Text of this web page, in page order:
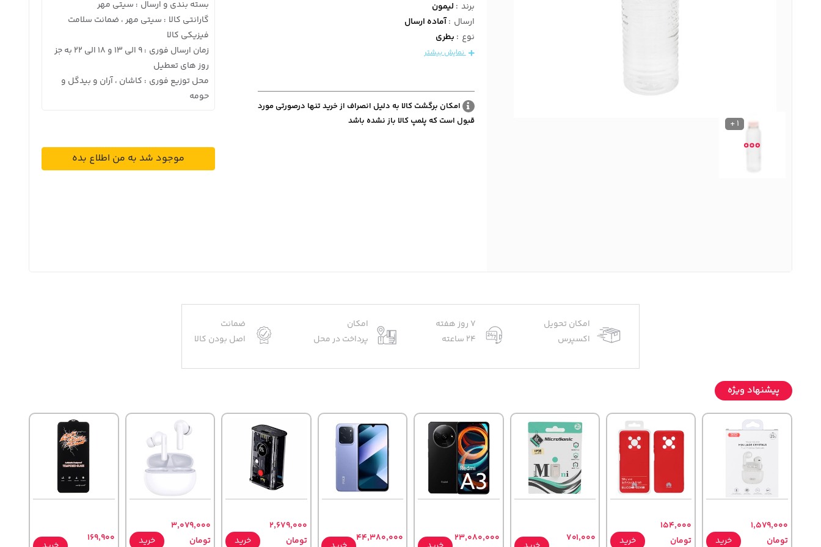
نوشیدنی ها
روشنایی و الکتریکی
1 +
برند : لیمون
ارسال :آماده ارسال
نوع : بطری
نمایش بیشتر
امکان برگشت کالا به دلیل انصراف از خرید تنها درصورتی مورد
قبول است که پلمپ کالا باز نشده باشد
بسته بندی و ارسال : سیتی مهر
گارانتی کالا : سیتی مهر ، ضمانت سلامت
فیزیکی کالا
زمان ارسال فوری :
9 الی 13 و 18 الی 22 به جز
روز های تعطیل
محل توزیع فوری : کاشان ، آران و بیدگل و
حومه
موجود شد به من اطلاع بده
امکان تحویل
اکسپرس
7 روز هفته
24 ساعته
امکان
پرداخت در محل
ضمانت
اصل بودن کالا
پیشنهاد ویژه
1,579,000
تومان
خرید
154,000
تومان
خرید
701,000
23,080,000
44,380,000
2,679,000
تومان
خرید
3,079,000
تومان
خرید
169,900